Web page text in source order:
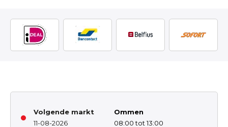
Volgende markt
11-08-2026
Ommen
08:00 tot 13:00